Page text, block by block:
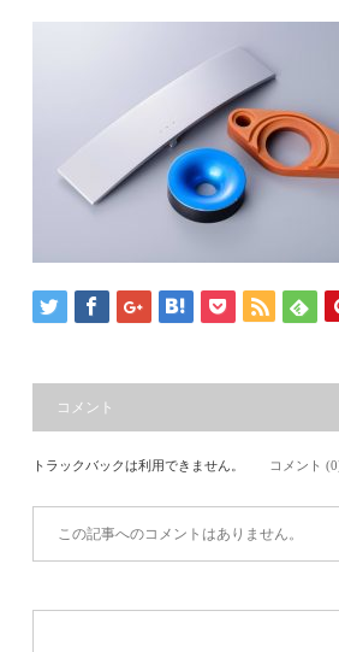
コメント
トラックバックは利用できません。 コメント
この記事へのコメントはありません。